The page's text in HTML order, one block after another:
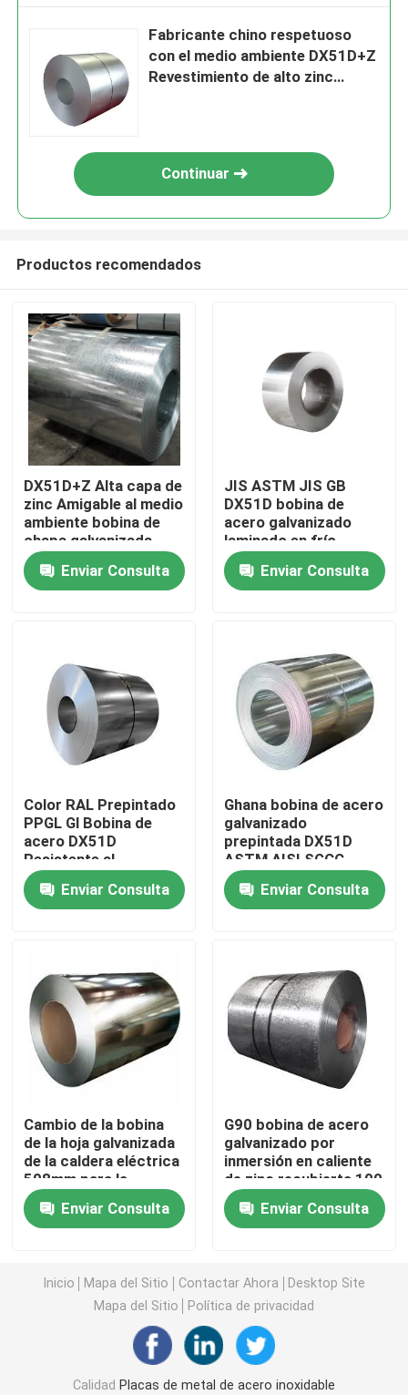
En casa
Productos
Sobre nosotros
Control de calidad
Solicitar una cita
Placas de metal de acero inoxidable
Tubo de acero inoxidable del tubo
Perfil de acero inoxidable
Placa de la hoja de acero de carbono
Tubo de la tubería de acero del carbono
Cubiertas de acero al carbono
Hojas de acero galvanizado
Tubo de acero galvanizado
Hoja de la placa de cobre
Fabricante chino respetuoso
con el medio ambiente DX51D+Z
Revestimiento de alto zinc
Continuar
Productos recomendados
DX51D+Z Alta capa de
zinc Amigable al medio
ambiente bobina de
chapa galvanizada
0,4-3 mm Galvanizado
en calienteEnviar Consulta
JIS ASTM JIS GB
DX51D bobina de
acero galvanizado
laminado en frío
laminado en caliente
Enviar Consulta
Color RAL Prepintado
PPGL Gl Bobina de
acero DX51D
Resistente al
desgaste
Enviar Consulta
Ghana bobina de acero
galvanizado
prepintada DX51D
ASTM AISI SGCC
CGCC
Enviar Consulta
Cambio de la bobina
de la hoja galvanizada
de la caldera eléctrica
508mm para la
fabricación de
conductos HVAC
Enviar Consulta
G90 bobina de acero
galvanizado por
inmersión en caliente
de zinc recubierta 100
mm 1000 mm
Enviar Consulta
Inicio Mapa del Sitio Contactar Ahora
Desktop Site
Mapa del Sitio
Política de privacidad
Calidad Placas de metal de acero inoxidable